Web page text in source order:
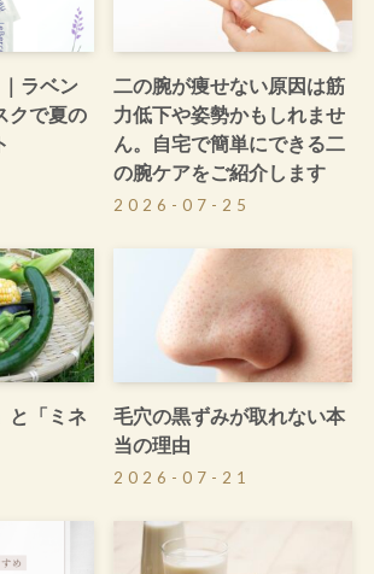
ラベン
クで夏の
二の腕が痩せない原因は筋
力低下や姿勢かもしれませ
ん。自宅で簡単にできる二
の腕ケアをご紹介します
2026-07-25
と「ミネ
毛穴の黒ずみが取れない本
当の理由
2026-07-21